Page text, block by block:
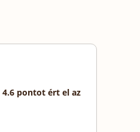
4.6 pontot ért el az